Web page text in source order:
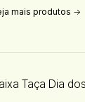
mais produtos
Taça Dia